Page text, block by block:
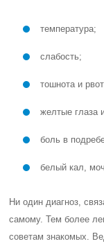
температура;
слабость;
тошнота и
желтые глаза
боль в
белый кал,
Ни один диагноз,
самому. Тем более
советам знакомых.